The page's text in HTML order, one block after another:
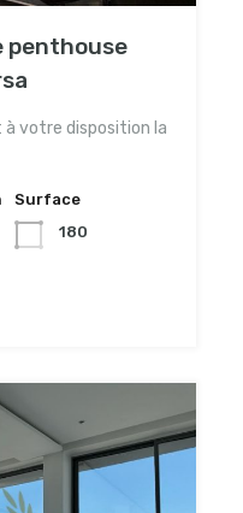
penthouse
à votre disposition la
Surface
180